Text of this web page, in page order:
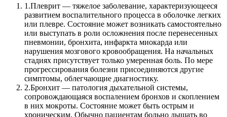
1.Плеврит — тяжелое заболевание, характеризующееся
развитием воспалительного процесса в оболочке легких
или плевре. Состояние может возникать самостоятельно
или выступать в роли осложнения после перенесенных
пневмонии, бронхита, инфаркта миокарда или
нарушения мозгового кровообращения. На начальных
стадиях присутствует только умеренная боль. По мере
прогрессирования болезни присоединяются другие
симптомы, облегчающие диагностику.
2.Бронхит — патология дыхательной системы,
сопровождающаяся воспалением бронхов и скоплением
в них мокроты. Состояние может быть острым и
хроническим. Обычно пациентам больно дышать во